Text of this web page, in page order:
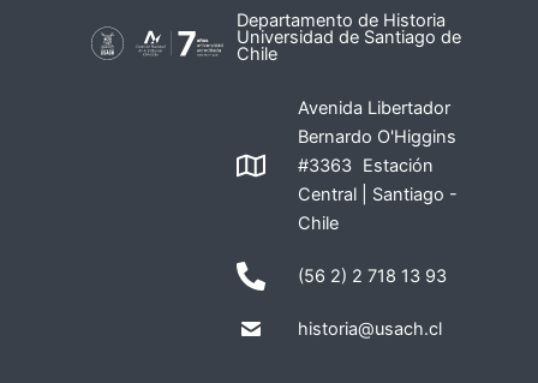
Departamento de Historia
Universidad de Santiago de
Chile
Avenida Libertador
Bernardo O'Higgins
#3363 Estación
Central | Santiago -
Chile
(56 2) 2 718 13 93
historia@usach.cl